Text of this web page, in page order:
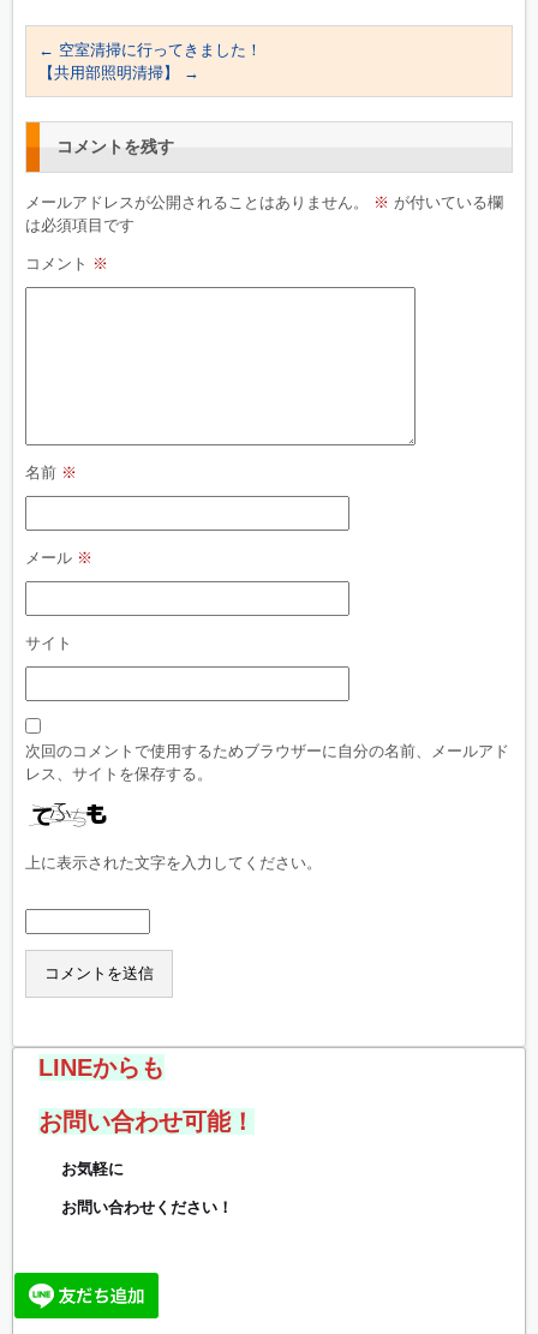
← 空室清掃に行ってきました！
【共用部照明清掃】
→
コメントを残す
メールアドレスが公開されることはありません。 ※ が付いている欄
は必須項目です
コメント ※
名前 ※
メール ※
サイト
次回のコメントで使用するためブラウザーに自分の名前、メールアド
レス、サイトを保存する。
上に表示された文字を入力してください。
LINEからも
お問い合わせ可能！
お気軽に
お問い合わせください！